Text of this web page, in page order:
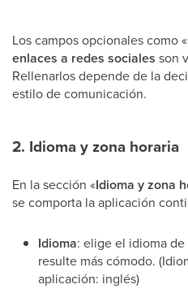
Los campos opcionales como «
enlaces a redes sociales son
Rellenarlos depende de la
estilo de comunicación.
2. Idioma y zona horaria
En la sección «Idioma y zona
se comporta la aplicación
Idioma: elige el idioma
resulte más cómodo.
aplicación: inglés)